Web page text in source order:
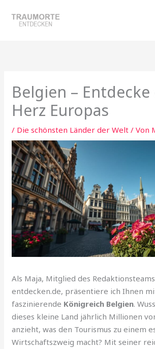
Inhalt
Belgien – Entdecke
Herz Europas
/ Die schönsten Länder der Welt / Von
Als Maja, Mitglied des
entdecken.de, präsentiere ich Ihnen
faszinierende Königreich Belgien.
dieses kleine Land jährlich Millionen
anzieht, was den Tourismus zu einem
Wirtschaftszweig macht? Mit seiner